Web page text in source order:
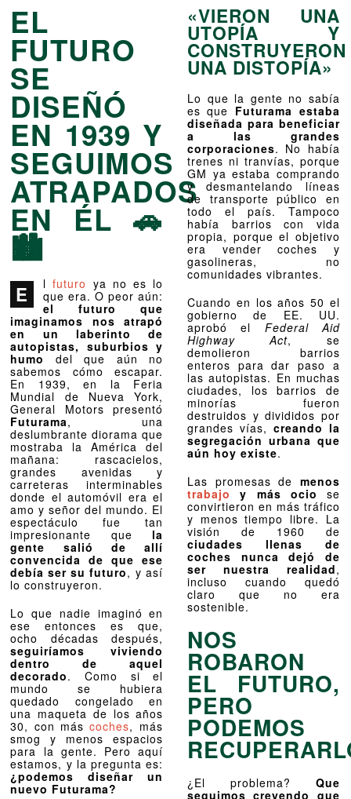
EL
FUTURO
SE
DISEÑÓ
EN 1939 Y
SEGUIMOS
ATRAPADOS
EN ÉL 🚗
🏙️
E lfuturo ya no es lo
que era. O peor aún:
el futuro que
imaginamos nos atrapó
en un laberinto de
autopistas, suburbios y
humo
del que aún no
sabemos cómo escapar.
En 1939, en la Feria
Mundial de Nueva York,
General Motors presentó
Futurama, una
deslumbrante diorama que
mostraba la América del
mañana: rascacielos,
grandes avenidas y
carreteras interminables
donde el automóvil era el
amo y señor del mundo. El
espectáculo fue tan
impresionante que la
gente salió de allí
convencida de que ese
debía ser su futuro, y así
lo construyeron.
Lo que nadie imaginó en
ese entonces es que,
ocho décadas después,
seguiríamos viviendo
dentro de aquel
decorado. Como si el
mundo se hubiera
quedado congelado en
una maqueta de los años
30, con máscoches, más
smog y menos espacios
para la gente. Pero aquí
estamos, y la pregunta es:
¿podemos diseñar un
nuevo Futurama?
«VIERON UNA
UTOPÍA Y
CONSTRUYERON
UNA DISTOPÍA»
Lo que la gente no sabía
es que Futurama estaba
diseñada para beneficiar
a las grandes
corporaciones. No había
trenes ni tranvías, porque
GM ya estaba comprando
y desmantelando líneas
de transporte público en
todo el país. Tampoco
había barrios con vida
propia, porque el objetivo
era vender coches y
gasolineras, no
comunidades vibrantes.
Cuando en los años 50 el
gobierno de EE. UU.
aprobó el Federal Aid
Highway Act, se
demolieron barrios
enteros para dar paso a
las autopistas. En muchas
ciudades, los barrios de
minorías fueron
destruidos y divididos por
grandes vías, creando la
segregación urbana que
aún hoy existe.
Las promesas de menos
trabajo y más ocio se
convirtieron en más tráfico
y menos tiempo libre. La
visión de 1960 de
ciudades llenas de
coches nunca dejó de
ser nuestra realidad,
incluso cuando quedó
claro que no era
sostenible.
NOS
ROBARON
EL FUTURO,
PERO
PODEMOS
¿El problema? Que
seguimos creyendo que